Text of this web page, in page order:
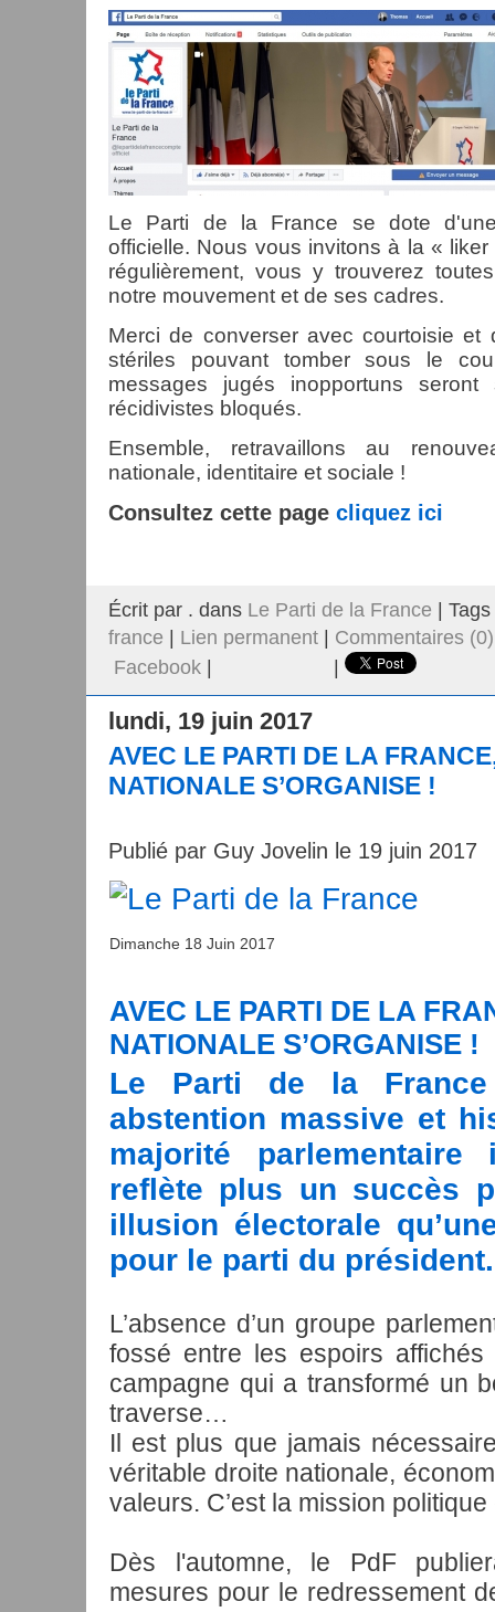
Le Parti de la France se dote
officielle. Nous vous invitons à la «
régulièrement, vous y trouverez
notre mouvement et de ses cadres.
Merci de converser avec courtoisie et
stériles pouvant tomber sous le
messages jugés inopportuns
récidivistes bloqués.
Ensemble, retravaillons au
nationale, identitaire et sociale !
Consultez cette page cliquez ici
Écrit par . dans Le Parti de la France |
france
Lien permanent Commentaires (0)
Facebook
lundi, 19 juin 2017
AVEC LE PARTI DE LA
NATIONALE S’ORGANISE !
Publié par Guy Jovelin le 19 juin 2017
Dimanche 18 Juin 2017
AVEC LE PARTI DE LA
NATIONALE S’ORGANISE !
Le Parti de la France
abstention massive et
majorité
reflète plus un succès
illusion électorale
pour le parti du président.
L’absence d’un groupe
fossé entre les espoirs
campagne qui a transformé un
traverse…
Il est plus que jamais
véritable droite nationale,
valeurs. C’est la mission
Dès l'automne, le PdF
mesures pour le redressement